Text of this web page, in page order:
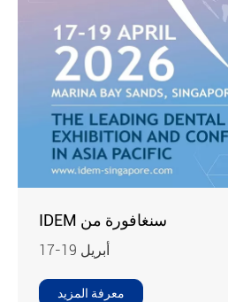
IDEM سنغافورة من
17-19 أبريل
معرفة المزيد